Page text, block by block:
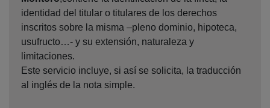
identidad del titular o titulares de los derechos
inscritos sobre la misma –pleno dominio, hipoteca,
usufructo…- y su extensión, naturaleza y
limitaciones.
Este servicio incluye, si así se solicita, la traducción
al inglés de la nota simple.